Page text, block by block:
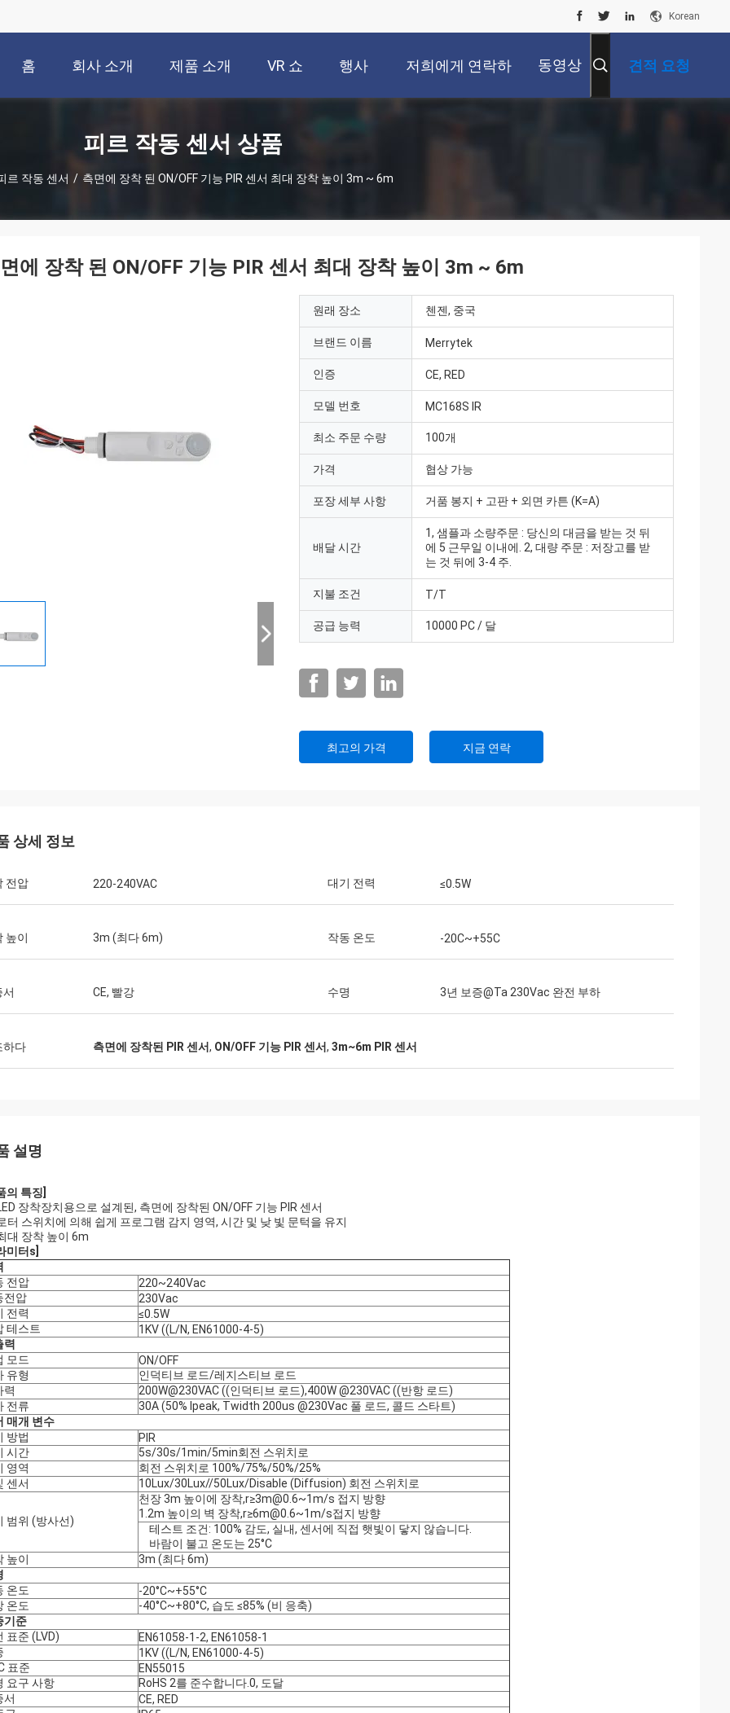
Korean
홈 회사 소개 제품 소개 VR 쇼 행사 저희에게 연락하 동영상 견적 요청
피르 작동 센서 상품
르 작동 센서 / 측면에 장착 된 ON/OFF 기능 PIR 센서 최대 장착 높이 3m ~ 6m
에 장착 된 ON/OFF 기능 PIR 센서 최대 장착 높이 3m ~ 6m
원래 장소 첸젠, 중국
브랜드 이름 Merrytek
인증 CE, RED
모델 번호 MC168S IR
최소 주문 수량 100개
가격 협상 가능
포장 세부 사항 거품 봉지 + 고판 + 외면 카튼 (K=A)
배달 시간
1, 샘플과 소량주문 : 당신의 대금을 받는 것 뒤
에 5 근무일 이내에. 2, 대량 주문 : 저장고를 받
는 것 뒤에 3-4 주.
지불 조건 T/T
공급 능력 10000 PC / 달
최고의 가격 지금 연락
상세 정보
전압 220-240VAC 대기 전력 ≤0.5W
높이 3m (최다 6m) 작동 온도 -20C~+55C
서 CE, 빨강 수명 3년 보증@Ta 230Vac 완전 부하
하다 측면에 장착된 PIR 센서, ON/OFF 기능 PIR 센서, 3m~6m PIR 센서
설명
의 특징
장착장치용으로 설계된, 측면에 장착된 ON/OFF 기능 PIR 센서
터 스위치에 의해 쉽게 프로그램 감지 영역, 시간 및 낮 빛 문턱을 유지
대 장착 높이 6m
미터 s]
전압
220~240Vac
전압
230Vac
전력
≤0.5W
테스트
1KV ((L/N, EN61000-4-5)
력
모드
ON/OFF
유형
인덕티브 로드/레지스티브 로드
력
200W@230VAC ((인덕티브 로드),400W @230VAC ((반항 로드)
전류
30A (50% Ipeak, Twidth 200us @230Vac 풀 로드, 콜드 스타트)
매개 변수
방법
PIR
시간
5s/30s/1min/5min회전 스위치로
영역
회전 스위치로 100%/75%/50%/25%
센서
10Lux/30Lux//50Lux/Disable (Diffusion) 회전 스위치로
범위 (방사선)
천장 3m 높이에 장착,r≥3m@0.6~1m/s 접지 방향
1.2m 높이의 벽 장착,r≥6m@0.6~1m/s접지 방향
테스트 조건: 100% 감도, 실내, 센서에 직접 햇빛이 닿지 않습니다.
바람이 불고 온도는 25°C
높이
3m (최다 6m)
온도
-20°C~+55°C
온도
-40°C~+80°C, 습도 ≤85% (비 응축)
기준
표준 (LVD)
EN61058-1-2, EN61058-1
1KV ((L/N, EN61000-4-5)
표준
EN55015
요구 사항
RoHS 2를 준수합니다.0, 도달
서
CE, RED